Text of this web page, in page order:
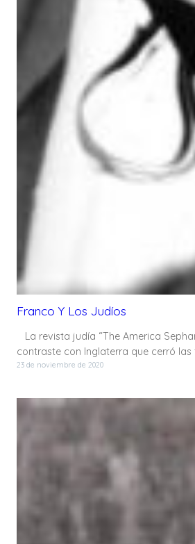
Franco Y Los Judíos
La revista judía “The America
contraste con Inglaterra que cerró
23 de noviembre de 2020